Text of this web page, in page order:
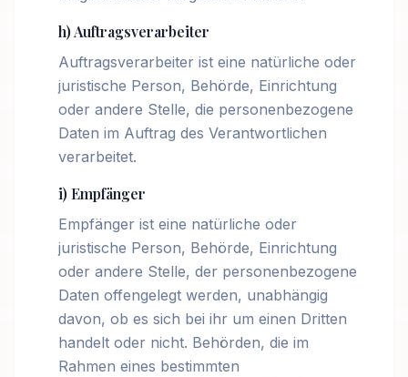
h) Auftragsverarbeiter
Auftragsverarbeiter ist eine natürliche oder
juristische Person, Behörde, Einrichtung
oder andere Stelle, die personenbezogene
Daten im Auftrag des Verantwortlichen
verarbeitet.
i) Empfänger
Empfänger ist eine natürliche oder
juristische Person, Behörde, Einrichtung
oder andere Stelle, der personenbezogene
Daten offengelegt werden, unabhängig
davon, ob es sich bei ihr um einen Dritten
handelt oder nicht. Behörden, die im
Rahmen eines bestimmten